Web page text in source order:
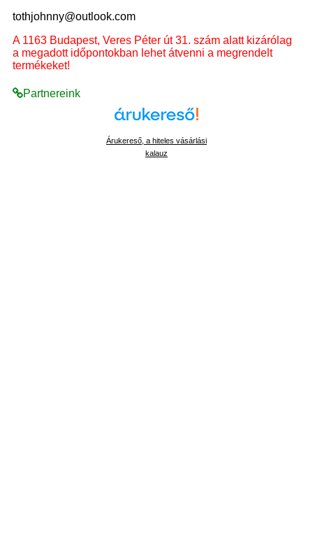
tothjohnny@outlook.com
A 1163 Budapest, Veres Péter út 31. szám alatt kizárólag
a megadott időpontokban lehet átvenni a megrendelt
termékeket!
Partnereink
Árukereső, a hiteles vásárlási
kalauz